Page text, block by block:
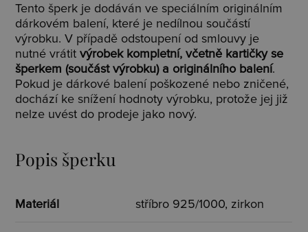
Tento šperk je dodáván ve speciálním originálním
dárkovém balení, které je nedílnou součástí
výrobku. V případě odstoupení od smlouvy je
nutné vrátitvýrobek kompletní, včetně kartičky se
šperkem (součást výrobku) a originálního balení.
Pokud je dárkové balení poškozené nebo zničené,
dochází ke snížení hodnoty výrobku, protože jej již
nelze uvést do prodeje jako nový.
Popis šperku
Materiál stříbro 925/1000, zirkon